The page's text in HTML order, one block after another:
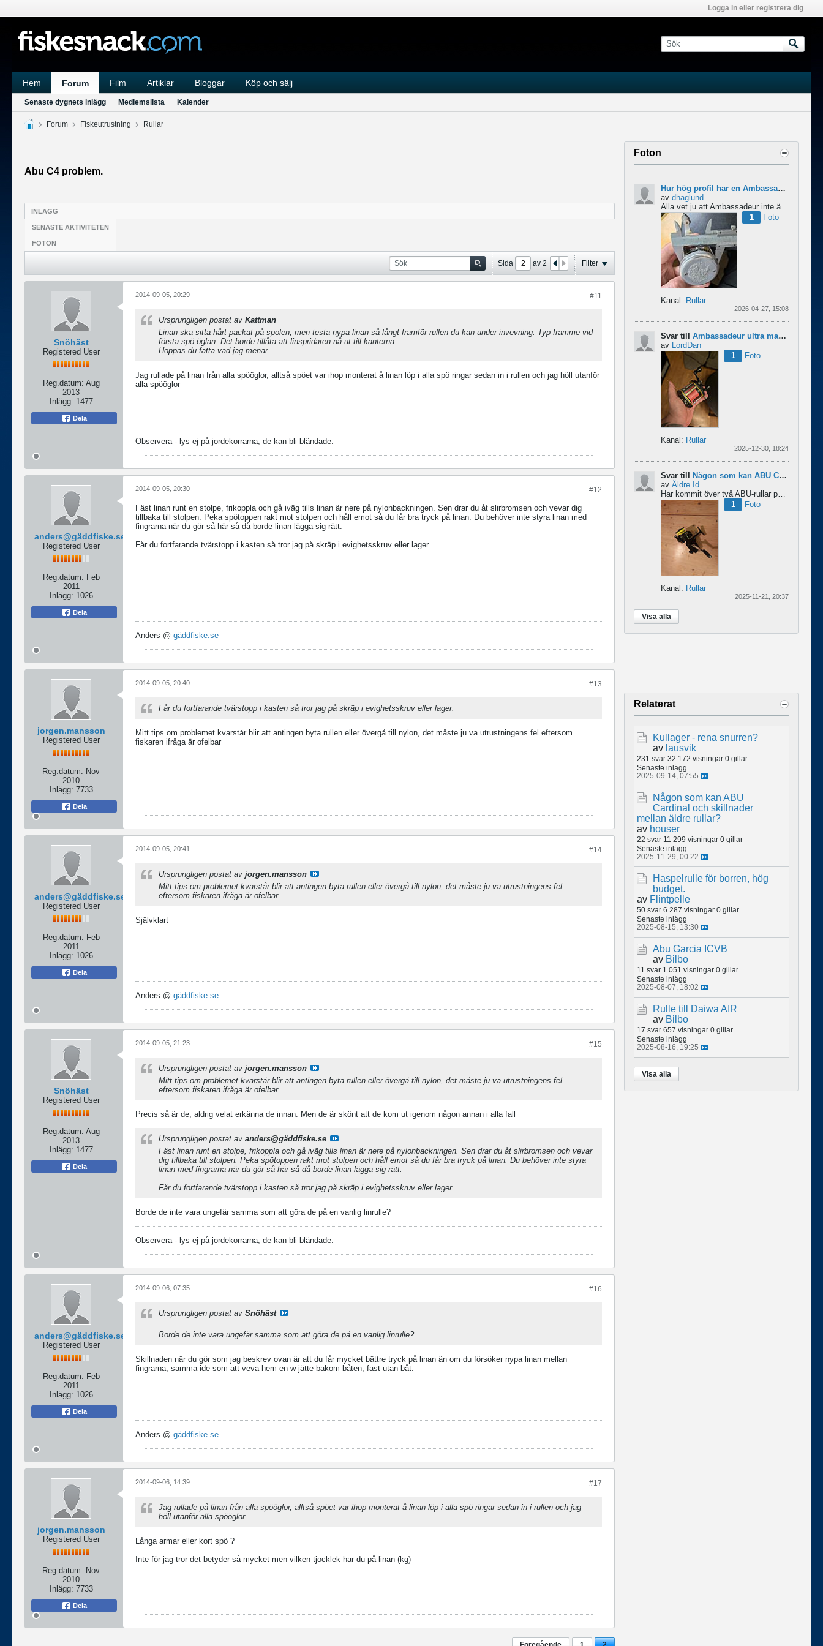
Logga in eller registrera dig
Hem Forum Film Artiklar Bloggar Köp och sälj
Senaste dygnets inlägg Medlemslista Kalender
Forum Fiskeutrustning Rullar
Abu C4 problem.
INLÄGG
SENASTE AKTIVITETEN
FOTON
Sida av 2 Filter
Snöhäst
Registered User
Reg.datum: Aug
2013
Inlägg: 1477
Dela
#11
2014-09-05, 20:29
Ursprungligen postat av Kattman
Linan ska sitta hårt packat på spolen, men testa nypa linan så långt framför rullen du kan under invevning. Typ framme vid
första spö öglan. Det borde tillåta att linspridaren nå ut till kanterna.
Hoppas du fatta vad jag menar.
Jag rullade på linan från alla spööglor, alltså spöet var ihop monterat å linan löp i alla spö ringar sedan in i rullen och jag höll utanför
alla spööglor
Observera - lys ej på jordekorrarna, de kan bli bländade.
anders@gäddfiske.se
Registered User
Reg.datum: Feb
2011
Inlägg: 1026
Dela
#12
2014-09-05, 20:30
Fäst linan runt en stolpe, frikoppla och gå iväg tills linan är nere på nylonbackningen. Sen drar du åt slirbromsen och vevar dig
tillbaka till stolpen. Peka spötoppen rakt mot stolpen och håll emot så du får bra tryck på linan. Du behöver inte styra linan med
fingrarna när du gör så här så då borde linan lägga sig rätt.
Får du fortfarande tvärstopp i kasten så tror jag på skräp i evighetsskruv eller lager.
Anders @ gäddfiske.se
jorgen.mansson
Registered User
Reg.datum: Nov
2010
Inlägg: 7733
Dela
#13
2014-09-05, 20:40
Får du fortfarande tvärstopp i kasten så tror jag på skräp i evighetsskruv eller lager.
Mitt tips om problemet kvarstår blir att antingen byta rullen eller övergå till nylon, det måste ju va utrustningens fel eftersom
fiskaren ifråga är ofelbar
anders@gäddfiske.se
Registered User
Reg.datum: Feb
2011
Inlägg: 1026
Dela
#14
2014-09-05, 20:41
Ursprungligen postat av jorgen.mansson
Mitt tips om problemet kvarstår blir att antingen byta rullen eller övergå till nylon, det måste ju va utrustningens fel
eftersom fiskaren ifråga är ofelbar
Självklart
Anders @ gäddfiske.se
Snöhäst
Registered User
Reg.datum: Aug
2013
Inlägg: 1477
Dela
#15
2014-09-05, 21:23
Ursprungligen postat av jorgen.mansson
Mitt tips om problemet kvarstår blir att antingen byta rullen eller övergå till nylon, det måste ju va utrustningens fel
eftersom fiskaren ifråga är ofelbar
Precis så är de, aldrig velat erkänna de innan. Men de är skönt att de kom ut igenom någon annan i alla fall
Ursprungligen postat av anders@gäddfiske.se
Fäst linan runt en stolpe, frikoppla och gå iväg tills linan är nere på nylonbackningen. Sen drar du åt slirbromsen och vevar
dig tillbaka till stolpen. Peka spötoppen rakt mot stolpen och håll emot så du får bra tryck på linan. Du behöver inte styra
linan med fingrarna när du gör så här så då borde linan lägga sig rätt.
Får du fortfarande tvärstopp i kasten så tror jag på skräp i evighetsskruv eller lager.
Borde de inte vara ungefär samma som att göra de på en vanlig linrulle?
Observera - lys ej på jordekorrarna, de kan bli bländade.
anders@gäddfiske.se
Registered User
Reg.datum: Feb
2011
Inlägg: 1026
Dela
#16
2014-09-06, 07:35
Ursprungligen postat av Snöhäst
Borde de inte vara ungefär samma som att göra de på en vanlig linrulle?
Skillnaden när du gör som jag beskrev ovan är att du får mycket bättre tryck på linan än om du försöker nypa linan mellan
fingrarna, samma ide som att veva hem en w jätte bakom båten, fast utan båt.
Anders @ gäddfiske.se
jorgen.mansson
Registered User
Reg.datum: Nov
2010
Inlägg: 7733
Dela
#17
2014-09-06, 14:39
Jag rullade på linan från alla spööglor, alltså spöet var ihop monterat å linan löp i alla spö ringar sedan in i rullen och jag
höll utanför alla spööglor
Långa armar eller kort spö ?
Inte för jag tror det betyder så mycket men vilken tjocklek har du på linan (kg)
Foton
Hur hög profil har en Ambassadeur?
av dhaglund
Alla vet ju att Ambassadeur inte är en lågprofilrulle, det är tydligt. Men hur hög profil har de egentligen?...
1
Foto
Kanal: Rullar
2026-04-27, 15:08
Svar till Ambassadeur ultra mag xl 3
av
LordDan
1
Foto
Kanal: Rullar
2025-12-30, 18:24
Svar till Någon som kan ABU Cardinal och skillnader mellan äldre rullar?
av Äldre Id
1
Foto
Kanal: Rullar
2025-11-21, 20:37
Visa alla
Relaterat
Kullager - rena snurren?
av lausvik
231 svar 32 172 visningar 0 gillar
Senaste inlägg
2025-09-14, 07:55
Någon som kan ABU
Cardinal och skillnader
mellan äldre rullar?
av houser
22 svar 11 299 visningar 0 gillar
Senaste inlägg
2025-11-29, 00:22
Haspelrulle för borren, hög
budget.
av Flintpelle
50 svar 6 287 visningar 0 gillar
Senaste inlägg
2025-08-15, 13:30
Abu Garcia ICVB
av Bilbo
11 svar 1 051 visningar 0 gillar
Senaste inlägg
2025-08-07, 18:02
Rulle till Daiwa AIR
av Bilbo
17 svar 657 visningar 0 gillar
Senaste inlägg
2025-08-16, 19:25
Visa alla